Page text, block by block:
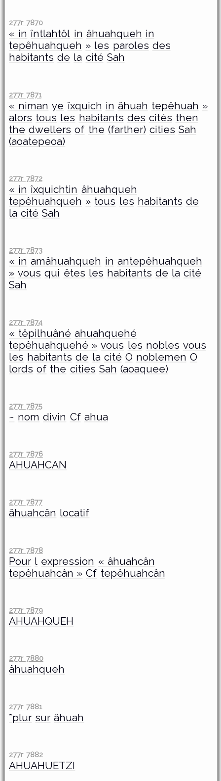
277r 7870
« in întlahtôl in âhuahqueh in
tepêhuahqueh » les paroles des
habitants de la cité Sah
277r 7871
« niman ye îxquich in âhuah tepêhuah »
alors tous les habitants des cités then
the dwellers of the (farther) cities Sah
(aoatepeoa)
277r 7872
« in îxquichtin âhuahqueh
tepêhuahqueh » tous les habitants de
la cité Sah
277r 7873
« in amâhuahqueh in antepêhuahqueh
» vous qui êtes les habitants de la cité
Sah
277r 7874
« têpilhuâné ahuahquehé
tepêhuahquehé » vous les nobles vous
les habitants de la cité O noblemen O
lords of the cities Sah (aoaquee)
277r 7875
~ nom divin Cf ahua
277r 7876
AHUAHCAN
277r 7877
âhuahcân locatif
277r 7878
Pour l expression « âhuahcân
tepêhuahcân » Cf tepêhuahcân
277r 7879
AHUAHQUEH
277r 7880
âhuahqueh
277r 7881
*plur sur âhuah
277r 7882
AHUAHUETZI